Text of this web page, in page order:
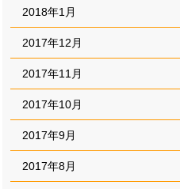
2018年1月
2017年12月
2017年11月
2017年10月
2017年9月
2017年8月